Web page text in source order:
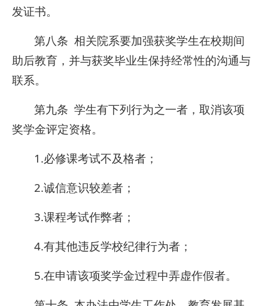
发证书。
第八条 相关院系要加强获奖学生在校期间
助后教育，并与获奖毕业生保持经常性的沟通与
联系。
第九条 学生有下列行为之一者，取消该项
奖学金评定资格。
1.必修课考试不及格者；
2.诚信意识较差者；
3.课程考试作弊者；
4.有其他违反学校纪律行为者；
5.在申请该项奖学金过程中弄虚作假者。